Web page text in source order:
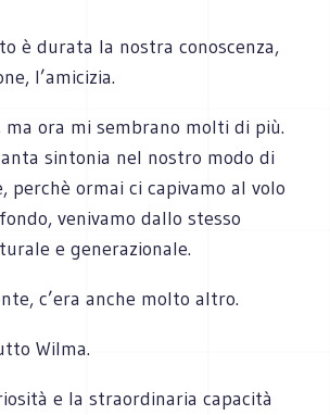
è durata la nostra conoscenza,
l’amicizia.
ma ora mi sembrano molti di più.
sintonia nel nostro modo di
perchè ormai ci capivamo al volo
venivamo dallo stesso
e generazionale.
c’era anche molto altro.
Wilma.
e la straordinaria capacità